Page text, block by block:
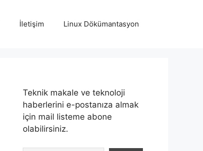
İletişim Linux Dökümantasyon
Teknik makale ve teknoloji
haberlerini e-postanıza almak
için mail listeme abone
olabilirsiniz.